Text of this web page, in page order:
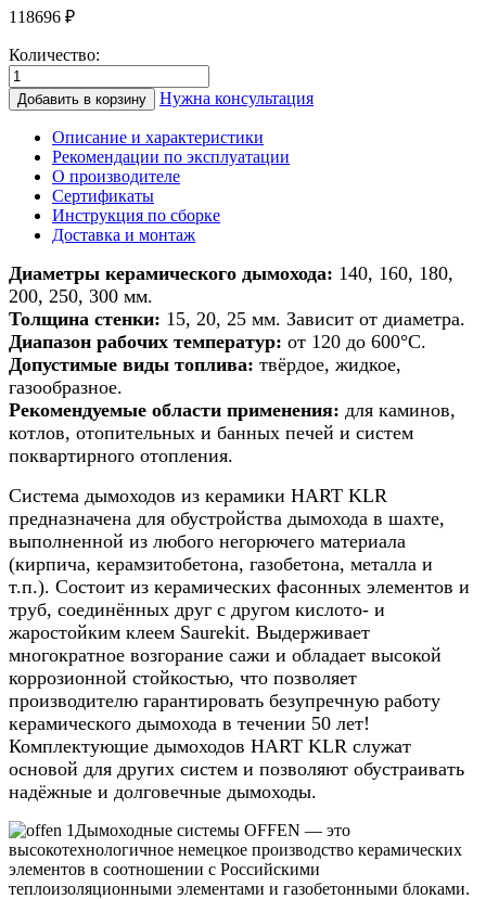
118696 ₽
Количество:
Количество
товара
Дымоход
керамики
печи/
камина/
котла
250мм
h
6м
Добавить в корзину Нужна консультация
Описание и характеристики
Рекомендации по эксплуатации
О производителе
Сертификаты
Инструкция по сборке
Доставка и монтаж
Диаметры керамического дымохода: 140, 160, 180,
200, 250, 300 мм.
Толщина стенки: 15, 20, 25 мм. Зависит от диаметра.
Диапазон рабочих температур: от 120 до 600°С.
Допустимые виды топлива: твёрдое, жидкое,
газообразное.
Рекомендуемые области применения: для каминов,
котлов, отопительных и банных печей и систем
поквартирного отопления.
Система дымоходов из керамики HART KLR
предназначена для обустройства дымохода в шахте,
выполненной из любого негорючего материала
(кирпича, керамзитобетона, газобетона, металла и
т.п.). Состоит из керамических фасонных элементов и
труб, соединённых друг с другом кислото- и
жаростойким клеем Saurekit. Выдерживает
многократное возгорание сажи и обладает высокой
коррозионной стойкостью, что позволяет
производителю гарантировать безупречную работу
керамического дымохода в течении 50 лет!
Комплектующие дымоходов HART KLR служат
основой для других систем и позволяют обустраивать
надёжные и долговечные дымоходы.
Дымоходные системы OFFEN — это
высокотехнологичное немецкое производство керамических
элементов в соотношении с Российскими
теплоизоляционными элементами и газобетонными блоками.